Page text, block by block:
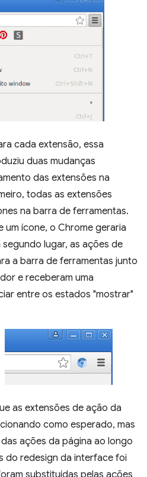
cada extensão, essa
duas mudanças
das extensões na
todas as extensões
na barra de ferramentas.
um ícone, o Chrome geraria
lugar, as ações de
a barra de ferramentas junto
e receberam uma
entre os estados "mostrar"
as extensões de ação da
como esperado, mas
ações da página ao longo
do redesign da interface foi